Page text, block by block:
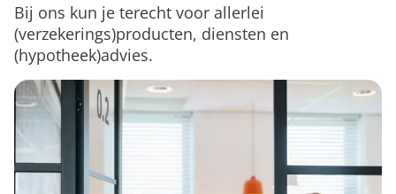
Bij ons kun je terecht voor allerlei
(verzekerings)producten, diensten en
(hypotheek)advies.